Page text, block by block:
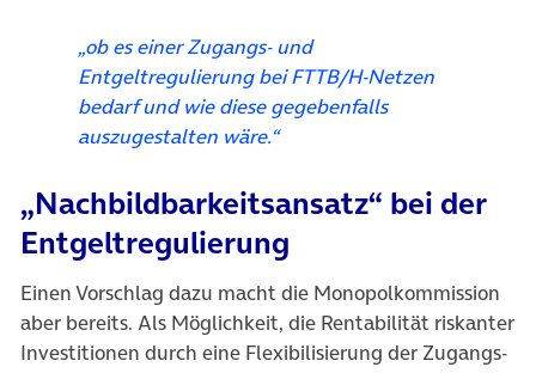
„ob es einer Zugangs- und
Entgeltregulierung bei FTTB/H-Netzen
bedarf und wie diese gegebenfalls
auszugestalten wäre.“
„Nachbildbarkeitsansatz“ bei der
Entgeltregulierung
Einen Vorschlag dazu macht die Monopolkommission
aber bereits. Als Möglichkeit, die Rentabilität riskanter
Investitionen durch eine Flexibilisierung der Zugangs-